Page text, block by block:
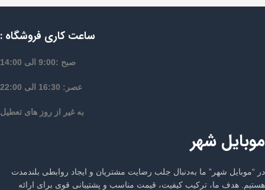
ساعت کاری فروشگاه :
صبح :9:00 الی 14:00
عصر: 16:30 الی 22:00
به غیر از روز های تعطیل
موبایل شهر
در “موبایل شهر” ما به‌دنبال جلب رضایت مشتریان و ایجاد روابطی بلندمدت
هستیم. هدف ما، ترکیب کیفیت، قیمت مناسب و پشتیبانی قوی برای ارائه